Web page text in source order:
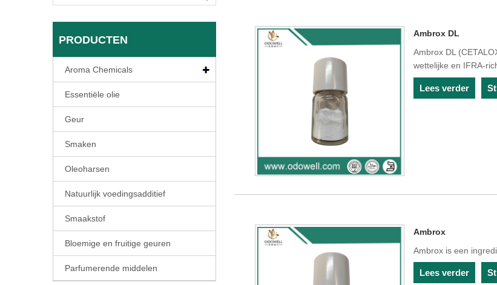
PRODUCTEN
Aroma Chemicals
Essentiële olie
Geur
Smaken
Oleoharsen
Natuurlijk voedingsadditief
Smaakstof
Bloemige en fruitige geuren
Parfumerende middelen
Ambrox DL
Ambrox DL
wettelijke en IFRA-
Lees verder
Ambrox
Ambrox is een
Lees verder